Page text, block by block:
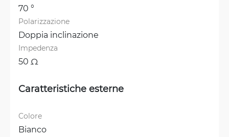
70 °
Polarizzazione
Doppia inclinazione
Impedenza
50 Ω
Caratteristiche esterne
Colore
Bianco